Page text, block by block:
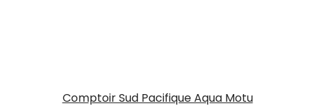
Comptoir Sud Pacifique Aqua Motu